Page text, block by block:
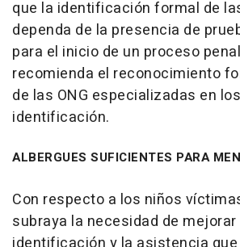
que la identificación formal de
dependa de la presencia de
para el inicio de un proceso
recomienda el reconocimiento
de las ONG especializadas en
identificación.
ALBERGUES SUFICIENTES PARA
Con respecto a los niños
subraya la necesidad de mejorar